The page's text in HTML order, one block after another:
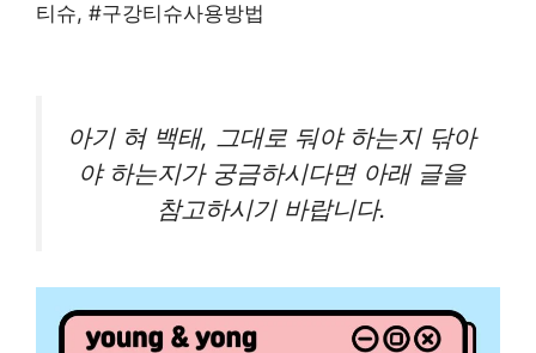
티슈, #구강티슈사용방법
아기 혀 백태, 그대로 둬야 하는지 닦아
야 하는지가 궁금하시다면 아래 글을
참고하시기 바랍니다.